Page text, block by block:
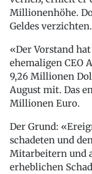
Millionenhöhe.
Geldes verzichten.
«Der Vorstand
ehemaligen CEO
9,26 Millionen
August mit. Das
Millionen Euro.
Der Grund:
schadeten und
Mitarbeitern und
erheblichen